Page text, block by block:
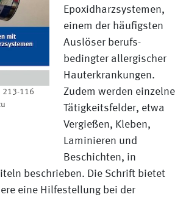
213-116
Epoxidharzsystemen,
einem der häufigsten
Auslöser berufs­
bedingter allergischer
Hauterkrankungen.
Zudem werden einzelne
Tätigkeitsfelder, etwa
Vergießen, Kleben,
Laminieren und
Beschichten, in
beschrieben. Die Schrift bietet
eine Hilfestellung bei der